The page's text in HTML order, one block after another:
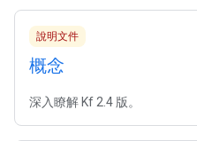
說明文件
概念
深入瞭解 Kf 2.4 版。